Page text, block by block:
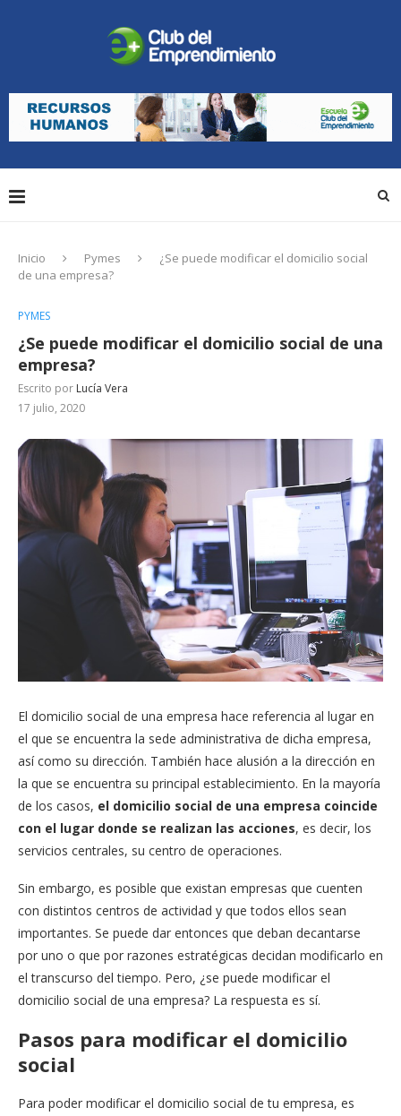
Inicio Pymes
¿Se puede modificar el domicilio social
de una empresa?
PYMES
¿Se puede modificar el domicilio social de una
empresa?
Escrito por Lucía Vera
17 julio, 2020
El domicilio social de una empresa hace referencia al lugar en
el que se encuentra la sede administrativa de dicha empresa,
así como su dirección. También hace alusión a la dirección en
la que se encuentra su principal establecimiento. En la mayoría
de los casos, el domicilio social de una empresa coincide
con el lugar donde se realizan las acciones, es decir, los
servicios centrales, su centro de operaciones.
Sin embargo, es posible que existan empresas que cuenten
con distintos centros de actividad y que todos ellos sean
importantes. Se puede dar entonces que deban decantarse
por uno o que por razones estratégicas decidan modificarlo en
el transcurso del tiempo. Pero, ¿se puede modificar el
domicilio social de una empresa? La respuesta es sí.
Pasos para modificar el domicilio
social
Para poder modificar el domicilio social de tu empresa, es